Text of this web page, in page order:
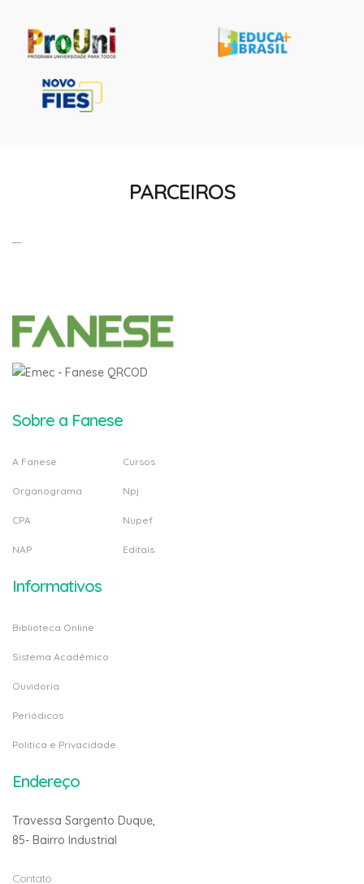
PARCEIROS
Sobre a Fanese
A Fanese
Organograma
CPA
NAP
Cursos
Npj
Nupef
Editais
Informativos
Biblioteca Online
Sistema Acadêmico
Ouvidoria
Periódicos
Politica e Privacidade
Endereço
Travessa Sargento Duque,
85- Bairro Industrial
Contato